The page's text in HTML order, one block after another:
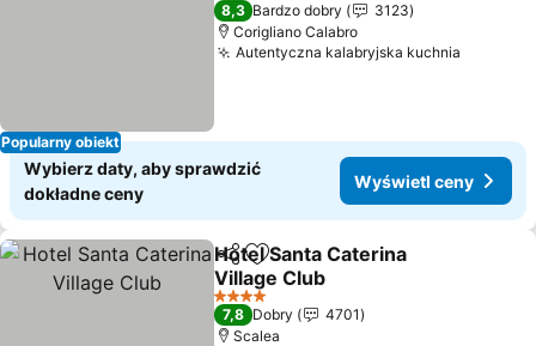
Popularny obiekt
8,3 Bardzo dobry
3123
Corigliano Calabro
Autentyczna kalabryjska kuchnia
Wybierz daty, aby sprawdzić
dokładne ceny
Wyświetl ceny
Udostępnij
Dodaj do ulubionych
Hotel Santa Caterina
Village Club
4 Kategoria
7,8 Dobry
4701
Scalea